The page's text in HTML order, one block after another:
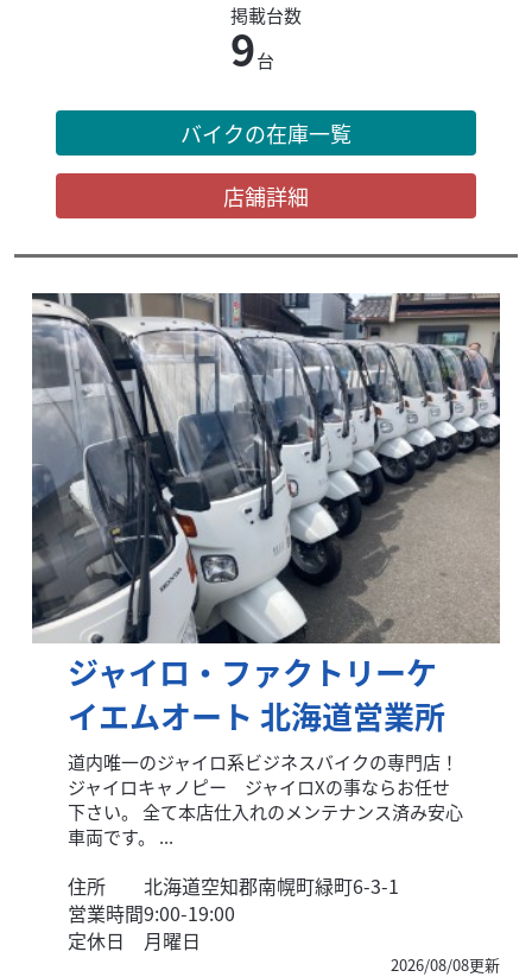
掲載台数
9台
バイクの在庫一覧
店舗詳細
ジャイロ・ファクトリーケ
イエムオート 北海道営業所
道内唯一のジャイロ系ビジネスバイクの専門店！
ジャイロキャノピー ジャイロXの事ならお任せ
下さい。 全て本店仕入れのメンテナンス済み安心
車両です。 ...
住所
北海道空知郡南幌町緑町6-3-1
営業時間9:00-19:00
定休日
月曜日
2026/08/08更新